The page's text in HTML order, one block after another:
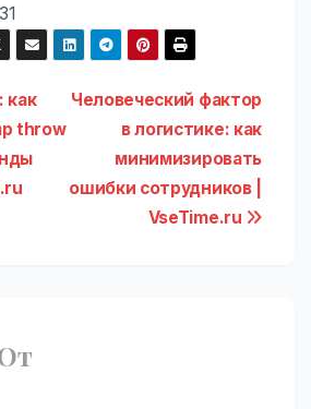
31
Человеческий фактор
в логистике: как
минимизировать
ошибки сотрудников |
VseTime.ru
как
throw